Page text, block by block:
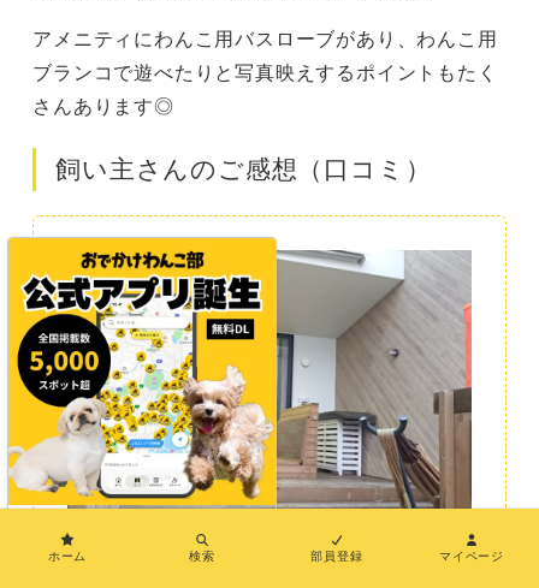
アメニティにわんこ用バスローブがあり、わんこ用
ブランコで遊べたりと写真映えするポイントもたく
さんあります◎
飼い主さんのご感想（口コミ）
ホーム 検索 部員登録 マイページ